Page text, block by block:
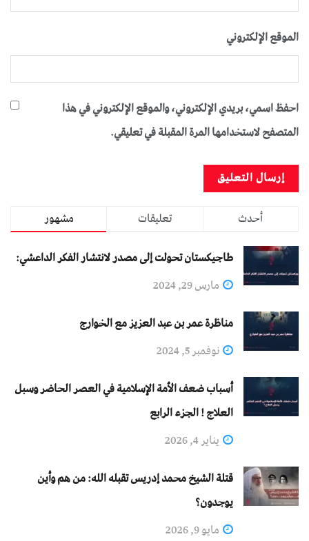
الموقع الإلكتروني
احفظ اسمي، بريدي الإلكتروني، والموقع الإلكتروني في هذا
المتصفح لاستخدامها المرة المقبلة في تعليقي.
مشهور تعليقات
أحدث
طاجيكستان تحولت إلى مصدر لانتشار الفكر الداعشي:
مارس 29, 2024
مناظرة عمر بن عبد العزيز مع الخوارج
نوفمبر 5, 2024
أسباب ضعف الأمة الإسلامية في العصر الحاضر وسبل
العلاج ! الجزء الرابع
يناير 4, 2026
قتلة الشيخ محمد إدريس تقبله الله: من هم وأين
يوجدون؟
مايو 9, 2026